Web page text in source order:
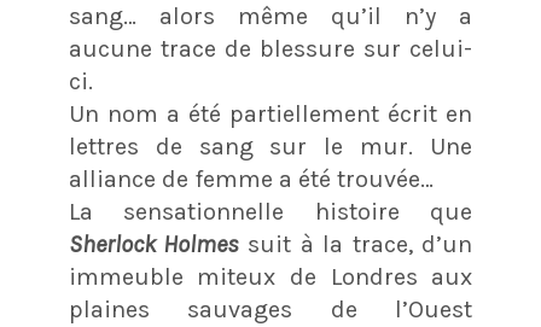
sang… alors même qu’il n’y a
aucune trace de blessure sur celui-
ci.
Un nom a été partiellement écrit en
lettres de sang sur le mur. Une
alliance de femme a été trouvée…
La sensationnelle histoire que
Sherlock Holmessuit à la trace, d’un
immeuble miteux de Londres aux
plaines sauvages de l’Ouest